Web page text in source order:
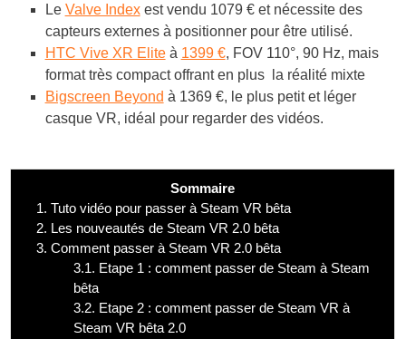
Le Valve Indexest vendu 1079 € et nécessite des
capteurs externes à positionner pour être utilisé.
HTC Vive XR Eliteà 1399 €, FOV 110°, 90 Hz, mais
format très compact offrant en plus la réalité mixte
Bigscreen Beyond à 1369 €, le plus petit et léger
casque VR, idéal pour regarder des vidéos.
Sommaire
1. Tuto vidéo pour passer à Steam VR bêta
2. Les nouveautés de Steam VR 2.0 bêta
3. Comment passer à Steam VR 2.0 bêta
3.1. Etape 1 : comment passer de Steam à Steam
bêta
3.2. Etape 2 : comment passer de Steam VR à
Steam VR bêta 2.0